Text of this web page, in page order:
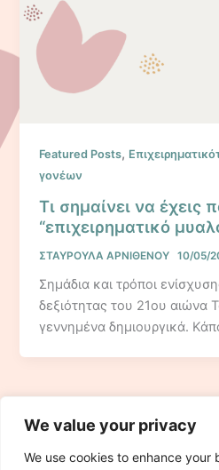
We value your privacy
We use cookies to enhance your
Featured Posts,
γονέων
Τι σημαίνει να έχεις
“επιχειρηματικό
ΣΤΑΥΡΟΥΛΑ ΑΡΝΙΘΕΝΟΥ 10/05/
Σημάδια και τρόποι
δεξιότητας του 21ου αιώνα
γεννημένα δημιουργικά.
1 2